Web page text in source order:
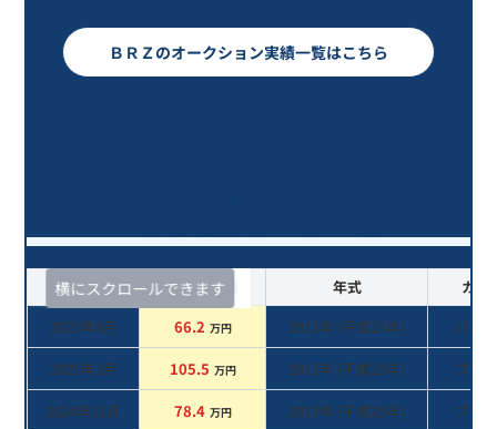
ＢＲＺのオークション実績一覧はこちら
横にスクロールできます
査定時期 セルカ実績 年式
カラ
2025年9月
66.2 万円 2013年 (平成25年)
パール
2025年3月
105.5 万円 2013年 (平成25年)
ブルー
2024年12月
78.4 万円 2013年 (平成25年)
ブルー